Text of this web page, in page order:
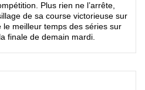
Plus rien ne l’arrête,
de sa course victorieuse sur
meilleur temps des séries sur
finale de demain mardi.